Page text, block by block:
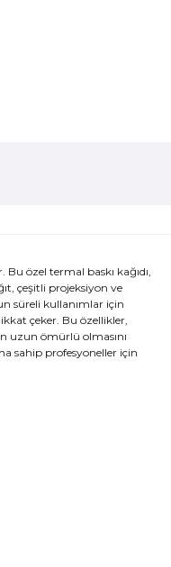
Bu özel termal baskı kağıdı,
çeşitli projeksiyon ve
süreli kullanımlar için
çeker. Bu özellikler,
uzun ömürlü olmasını
sahip profesyoneller için